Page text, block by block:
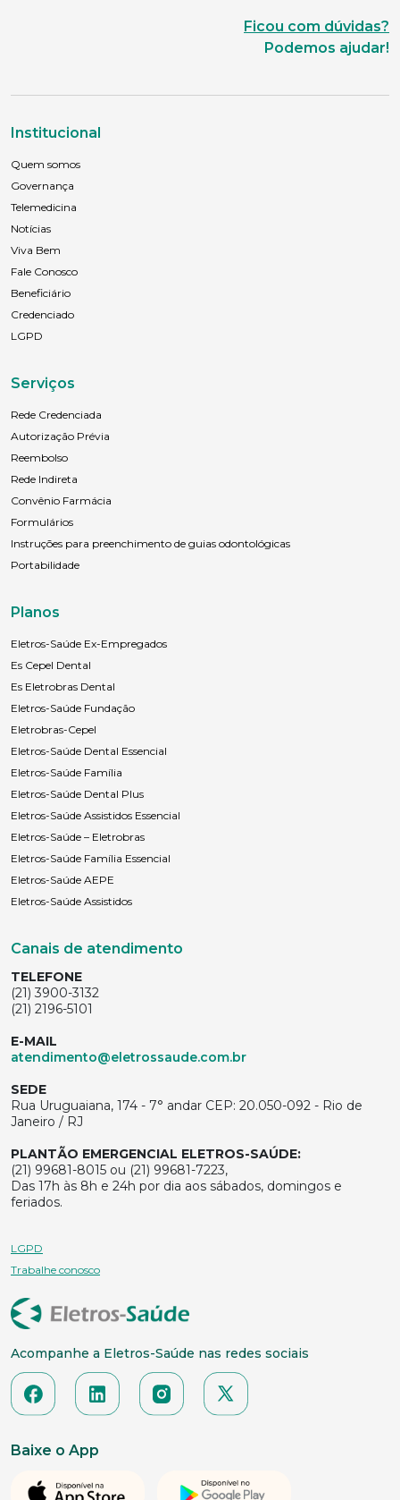
Ficou com dúvidas?
Podemos ajudar!
Institucional
Quem somos
Governança
Telemedicina
Notícias
Viva Bem
Fale Conosco
Beneficiário
Credenciado
LGPD
Serviços
Rede Credenciada
Autorização Prévia
Reembolso
Rede Indireta
Convênio Farmácia
Formulários
Instruções para preenchimento de guias odontológicas
Portabilidade
Planos
Eletros-Saúde Ex-Empregados
Es Cepel Dental
Es Eletrobras Dental
Eletros-Saúde Fundação
Eletrobras-Cepel
Eletros-Saúde Dental Essencial
Eletros-Saúde Família
Eletros-Saúde Dental Plus
Eletros-Saúde Assistidos Essencial
Eletros-Saúde – Eletrobras
Eletros-Saúde Família Essencial
Eletros-Saúde AEPE
Eletros-Saúde Assistidos
Canais de atendimento
TELEFONE
(21) 3900-3132
(21) 2196-5101
E-MAIL
atendimento@eletrossaude.com.br
SEDE
Rua Uruguaiana, 174 - 7° andar CEP: 20.050-092 - Rio de
Janeiro / RJ
PLANTÃO EMERGENCIAL ELETROS-SAÚDE:
(21) 99681-8015 ou (21) 99681-7223,
Das 17h às 8h e 24h por dia aos sábados, domingos e
feriados.
LGPD
Trabalhe conosco
Acompanhe a Eletros-Saúde nas redes sociais
Baixe o App